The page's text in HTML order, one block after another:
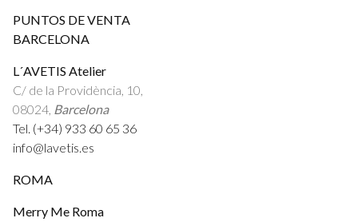
PUNTOS DE VENTA
BARCELONA
L´AVETIS Atelier
C/ de la Providència, 10,
08024, Barcelona
Tel. (+34) 933 60 65 36
info@lavetis.es
ROMA
Merry Me Roma